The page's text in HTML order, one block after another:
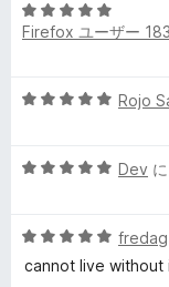
5
の
5
段
5
価
Firefox ユーザー
5
中
評
価
Rojo
5
中
5
Dev
5
段
fredag
cannot live without